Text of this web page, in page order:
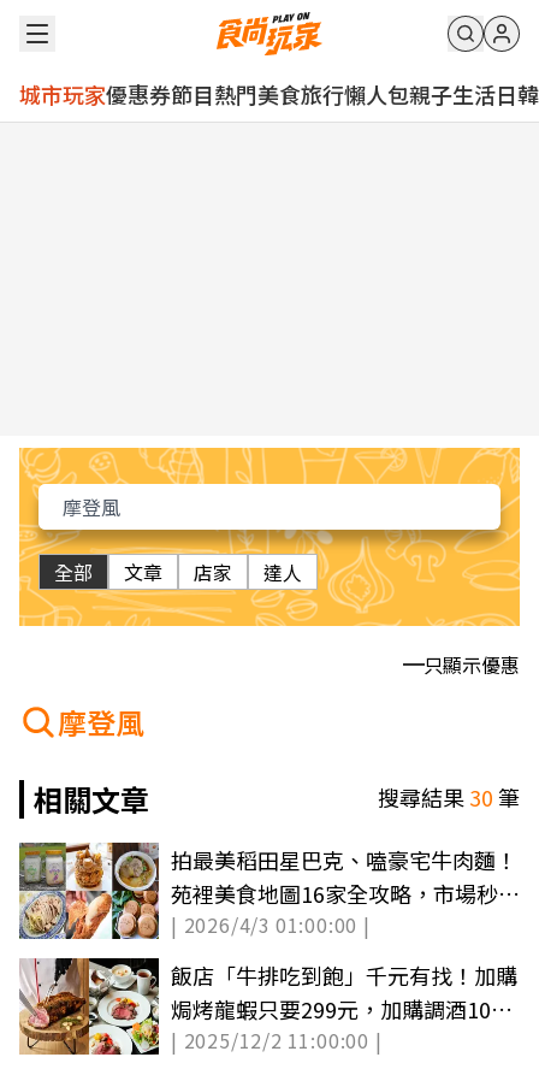
城市玩家優惠券節目熱門美食旅行懶人包親子生活日韓
全部 文章 店家 達人
只顯示優惠
摩登風
相關文章
搜尋結果30筆
拍最美稻田星巴克、嗑豪宅牛肉麵！
苑裡美食地圖16家全攻略，市場秒殺
炸雞要先衝
| 2026/4/3 01:00:00 |
飯店「牛排吃到飽」千元有找！加購
焗烤龍蝦只要299元，加購調酒10元
爽喝
| 2025/12/2 11:00:00 |